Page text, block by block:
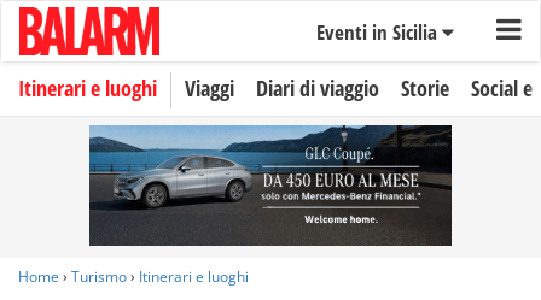
Eventi in Sicilia
Itinerari e luoghi Viaggi Diari di viaggio Storie Social
Home › Turismo› Itinerari e luoghi